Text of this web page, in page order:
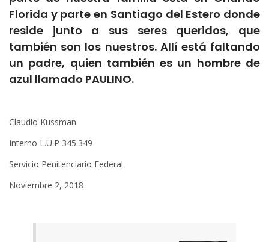
Florida y parte en Santiago del Estero donde
reside junto a sus seres queridos, que
también son los nuestros. Allí está faltando
un padre, quien también es un hombre de
azul llamado PAULINO.
Claudio Kussman
Interno L.U.P 345.349
Servicio Penitenciario Federal
Noviembre 2, 2018